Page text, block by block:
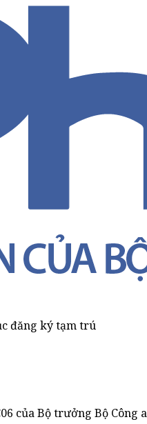
đăng ký tạm trú
của Bộ trưởng Bộ